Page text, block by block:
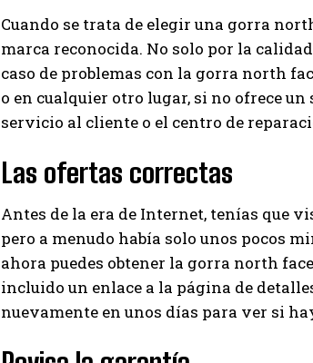
Cuando se trata de elegir una gorra
marca reconocida. No solo por la
caso de problemas con la gorra north
o en cualquier otro lugar, si no ofrece
servicio al cliente o el centro de
Las ofertas correctas
Antes de la era de Internet, tenías que
pero a menudo había solo unos pocos
ahora puedes obtener la gorra north
incluido un enlace a la página de
nuevamente en unos días para ver si